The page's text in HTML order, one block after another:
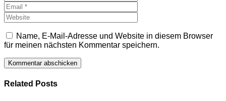
Name, E-Mail-Adresse und Website in diesem Browser
für meinen nächsten Kommentar speichern.
Related Posts